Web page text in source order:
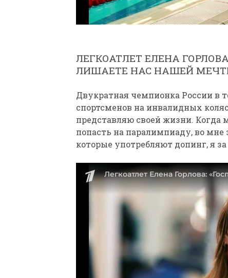
ЛЕГКОАТЛЕТ ЕЛЕНА
ЛИШАЕТЕ НАС НАШЕЙ
Двукратная чемпионка России в
спортсменов на инвалидных
представляю своей жизни. Когда
попасть на паралимпиаду, во мне
которые употребляют допинг, я